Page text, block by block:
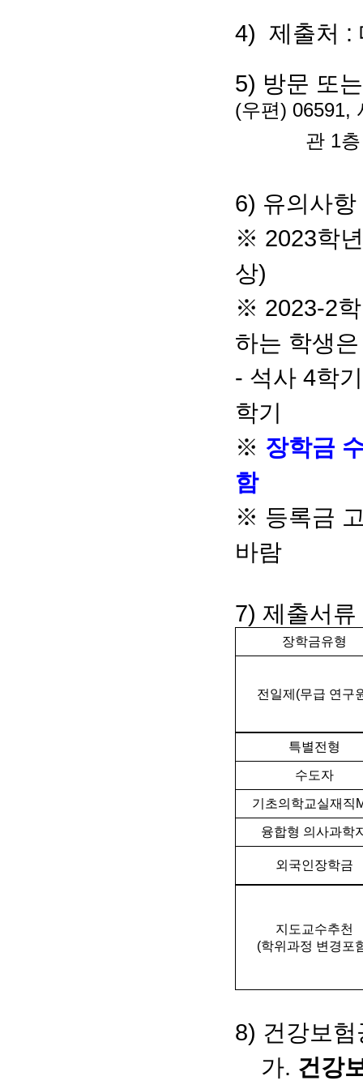
4) 제출처 :
5) 방문 또
(우편) 06591,
관 1
6) 유의사항
※ 2023학
상)
※ 2023-2
하는 학생
- 석사 4학
학기
※ 장학금
함
※ 등록금
바람
7) 제출서류
장학금유형
전일제(무급 연구
특별전형
수도자
기초의학교실재직
융합형 의사과학
외국인장학금
지도교수추천
(학위과정 변경포
8) 건강보
가. 건강